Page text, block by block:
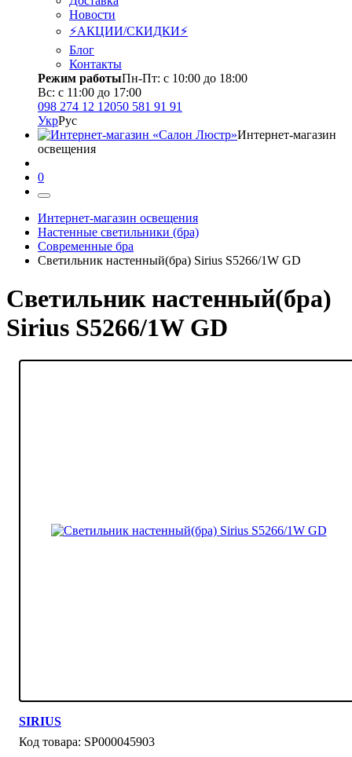
Новости
⚡АКЦИИ/СКИДКИ⚡
Блог
Контакты
Режим работыПн-Пт: с 10:00 до 18:00
Вс: с 11:00 до 17:00
098 274 12 12050 581 91 91
УкрРус
Интернет-магазин
освещения
0
Интернет-магазин освещения
Настенные светильники (бра)
Современные бра
Светильник настенный(бра) Sirius S5266/1W GD
Светильник настенный(бра)
Sirius S5266/1W GD
SIRIUS
SP000045903